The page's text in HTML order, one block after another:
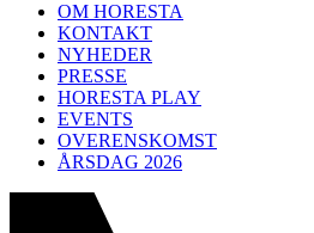
OM HORESTA
KONTAKT
NYHEDER
PRESSE
HORESTA PLAY
EVENTS
OVERENSKOMST
ÅRSDAG 2026